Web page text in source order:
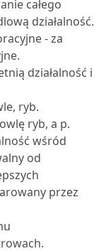
całego
działalność.
- za
działalność i
ryb.
ryb, a p.
wśród
od
przez